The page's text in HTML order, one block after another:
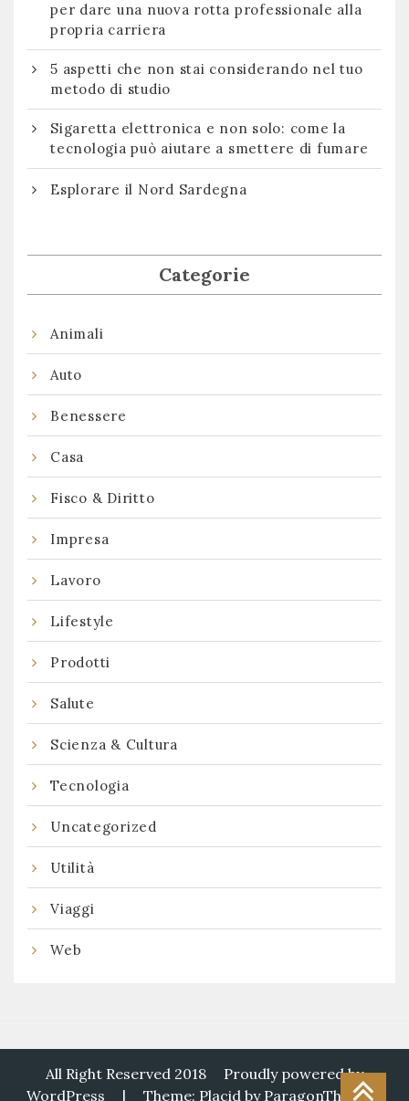
per dare una nuova rotta professionale alla
propria carriera
5 aspetti che non stai considerando nel tuo
metodo di studio
Sigaretta elettronica e non solo: come la
tecnologia può aiutare a smettere di fumare
Esplorare il Nord Sardegna
Categorie
Animali
Auto
Benessere
Casa
Fisco & Diritto
Impresa
Lavoro
Lifestyle
Prodotti
Salute
Scienza & Cultura
Tecnologia
Uncategorized
Utilità
Viaggi
Web
All Right Reserved 2018
Proudly powered by
WordPress
| Theme: Placid by ParagonThemes